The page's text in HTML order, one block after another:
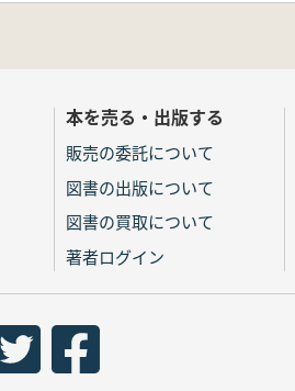
本を売る・出版する
販売の委託について
図書の出版について
図書の買取について
著者ログイン